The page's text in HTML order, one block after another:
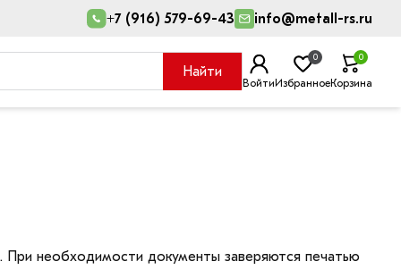
+7 (916) 579-69-43 info@metall-rs.ru
Найти
ВойтиИзбранное
0
Корзина
0
При необходимости документы заверяются печатью